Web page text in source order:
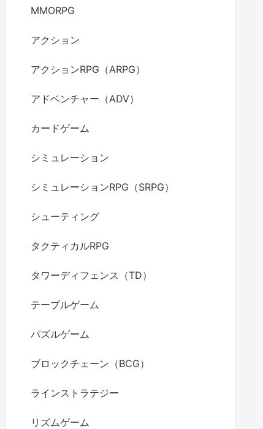
MMORPG
アクション
アクションRPG（ARPG）
アドベンチャー（ADV）
カードゲーム
シミュレーション
シミュレーションRPG（SRPG）
シューティング
タクティカルRPG
タワーディフェンス（TD）
テーブルゲーム
パズルゲーム
ブロックチェーン（BCG）
ラインストラテジー
リズムゲーム